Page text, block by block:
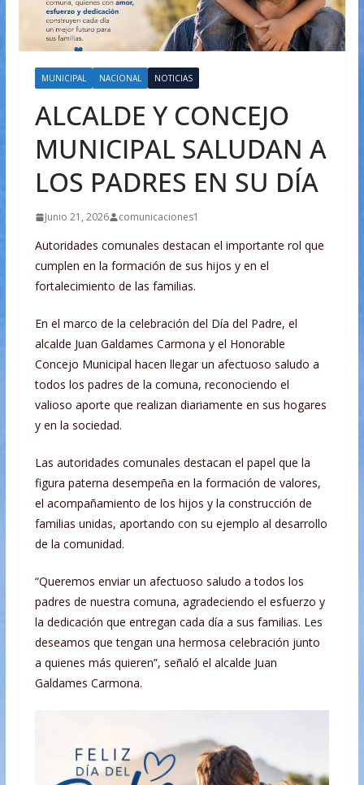
MUNICIPAL NACIONAL NOTICIAS
ALCALDE Y CONCEJO
MUNICIPAL SALUDAN A
LOS PADRES EN SU DÍA
Junio 21, 2026 comunicaciones1
Autoridades comunales destacan el importante rol que
cumplen en la formación de sus hijos y en el
fortalecimiento de las familias.
En el marco de la celebración del Día del Padre, el
alcalde Juan Galdames Carmona y el Honorable
Concejo Municipal hacen llegar un afectuoso saludo a
todos los padres de la comuna, reconociendo el
valioso aporte que realizan diariamente en sus hogares
y en la sociedad.
Las autoridades comunales destacan el papel que la
figura paterna desempeña en la formación de valores,
el acompañamiento de los hijos y la construcción de
familias unidas, aportando con su ejemplo al desarrollo
de la comunidad.
“Queremos enviar un afectuoso saludo a todos los
padres de nuestra comuna, agradeciendo el esfuerzo y
la dedicación que entregan cada día a sus familias. Les
deseamos que tengan una hermosa celebración junto
a quienes más quieren”, señaló el alcalde Juan
Galdames Carmona.